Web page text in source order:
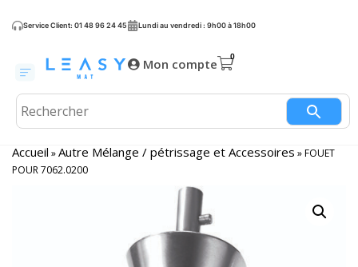
Service Client: 01 48 96 24 45 Lundi au vendredi : 9h00 à 18h00
Mon compte
Accueil »Autre Mélange / pétrissage et Accessoires »FOUET
POUR 7062.0200